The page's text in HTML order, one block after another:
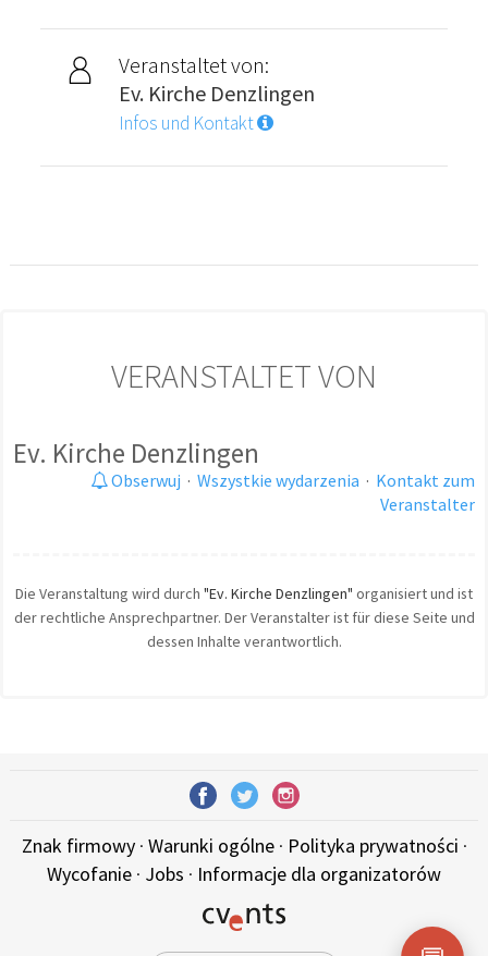
Veranstaltet von:
Ev. Kirche Denzlingen
Infos und Kontakt
VERANSTALTET VON
Ev. Kirche Denzlingen
Obserwuj · Wszystkie wydarzenia · Kontakt zum
Veranstalter
Die Veranstaltung wird durch "Ev. Kirche Denzlingen" organisiert und ist
der rechtliche Ansprechpartner. Der Veranstalter ist für diese Seite und
dessen Inhalte verantwortlich.
Znak firmowy· Warunki ogólne· Polityka prywatności ·
Wycofanie · Jobs · Informacje dla organizatorów